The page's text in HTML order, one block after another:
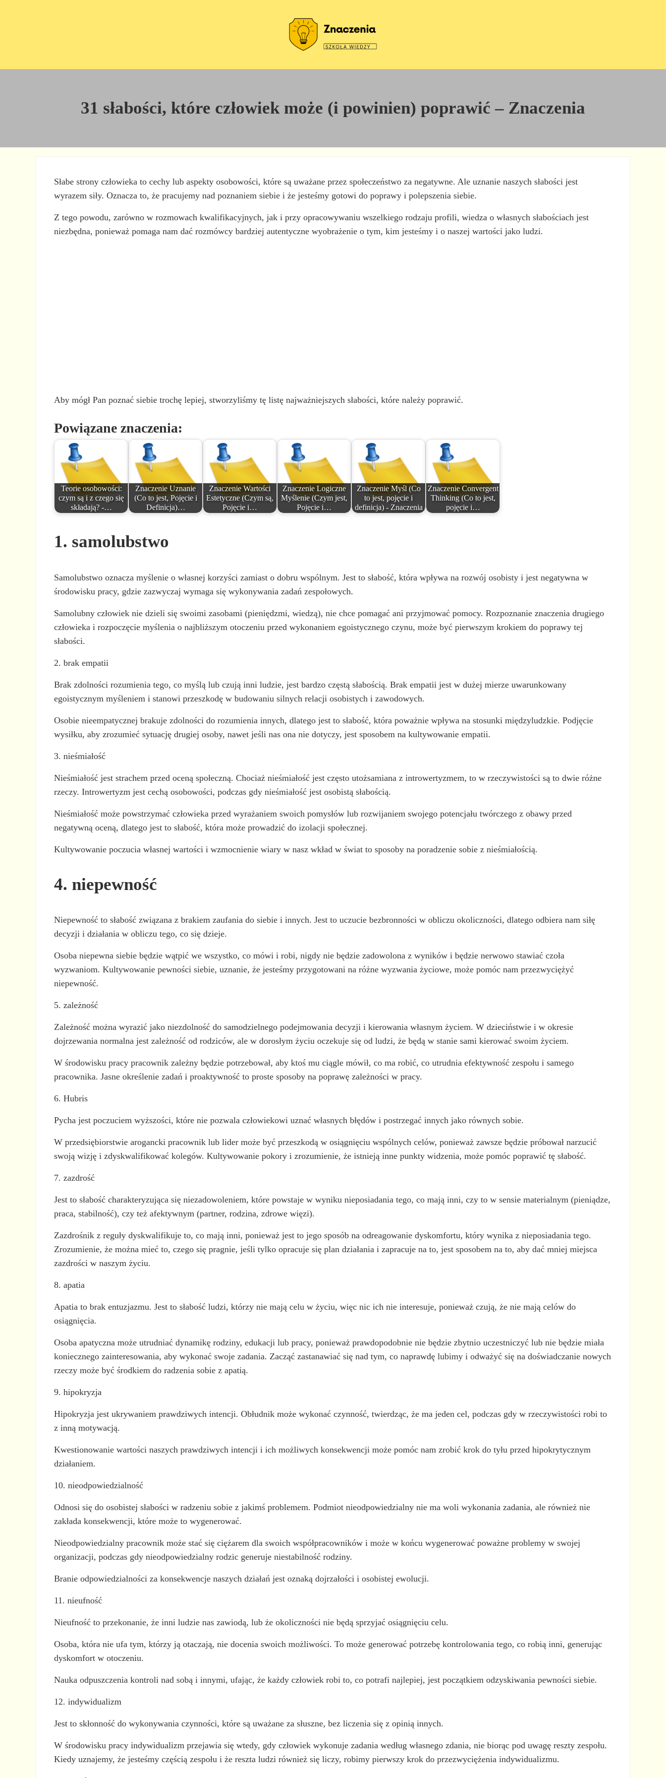
31 słabości, które człowiek może (i powinien) poprawić – Znaczenia
Słabe strony człowieka to cechy lub aspekty osobowości, które są uważane przez społeczeństwo za negatywne. Ale uznanie naszych słabości jest
wyrazem siły. Oznacza to, że pracujemy nad poznaniem siebie i że jesteśmy gotowi do poprawy i polepszenia siebie.
Z tego powodu, zarówno w rozmowach kwalifikacyjnych, jak i przy opracowywaniu wszelkiego rodzaju profili, wiedza o własnych słabościach jest
niezbędna, ponieważ pomaga nam dać rozmówcy bardziej autentyczne wyobrażenie o tym, kim jesteśmy i o naszej wartości jako ludzi.
Aby mógł Pan poznać siebie trochę lepiej, stworzyliśmy tę listę najważniejszych słabości, które należy poprawić.
Powiązane znaczenia:
Teorie osobowości:
czym są i z czego się
składają? -…
Znaczenie Uznanie
(Co to jest, Pojęcie i
Definicja)…
Znaczenie Wartości
Estetyczne (Czym są,
Pojęcie i…
Znaczenie Logiczne
Myślenie (Czym jest,
Pojęcie i…
Znaczenie Myśl (Co
to jest, pojęcie i
definicja) - Znaczenia
Znaczenie Convergent
Thinking (Co to jest,
pojęcie i…
1. samolubstwo
Samolubstwo oznacza myślenie o własnej korzyści zamiast o dobru wspólnym. Jest to słabość, która wpływa na rozwój osobisty i jest negatywna w
środowisku pracy, gdzie zazwyczaj wymaga się wykonywania zadań zespołowych.
Samolubny człowiek nie dzieli się swoimi zasobami (pieniędzmi, wiedzą), nie chce pomagać ani przyjmować pomocy. Rozpoznanie znaczenia drugiego
człowieka i rozpoczęcie myślenia o najbliższym otoczeniu przed wykonaniem egoistycznego czynu, może być pierwszym krokiem do poprawy tej
słabości.
2. brak empatii
Brak zdolności rozumienia tego, co myślą lub czują inni ludzie, jest bardzo częstą słabością. Brak empatii jest w dużej mierze uwarunkowany
egoistycznym myśleniem i stanowi przeszkodę w budowaniu silnych relacji osobistych i zawodowych.
Osobie nieempatycznej brakuje zdolności do rozumienia innych, dlatego jest to słabość, która poważnie wpływa na stosunki międzyludzkie. Podjęcie
wysiłku, aby zrozumieć sytuację drugiej osoby, nawet jeśli nas ona nie dotyczy, jest sposobem na kultywowanie empatii.
3. nieśmiałość
Nieśmiałość jest strachem przed oceną społeczną. Chociaż nieśmiałość jest często utożsamiana z introwertyzmem, to w rzeczywistości są to dwie różne
rzeczy. Introwertyzm jest cechą osobowości, podczas gdy nieśmiałość jest osobistą słabością.
Nieśmiałość może powstrzymać człowieka przed wyrażaniem swoich pomysłów lub rozwijaniem swojego potencjału twórczego z obawy przed
negatywną oceną, dlatego jest to słabość, która może prowadzić do izolacji społecznej.
Kultywowanie poczucia własnej wartości i wzmocnienie wiary w nasz wkład w świat to sposoby na poradzenie sobie z nieśmiałością.
4. niepewność
Niepewność to słabość związana z brakiem zaufania do siebie i innych. Jest to uczucie bezbronności w obliczu okoliczności, dlatego odbiera nam siłę
decyzji i działania w obliczu tego, co się dzieje.
Osoba niepewna siebie będzie wątpić we wszystko, co mówi i robi, nigdy nie będzie zadowolona z wyników i będzie nerwowo stawiać czoła
wyzwaniom. Kultywowanie pewności siebie, uznanie, że jesteśmy przygotowani na różne wyzwania życiowe, może pomóc nam przezwyciężyć
niepewność.
5. zależność
Zależność można wyrazić jako niezdolność do samodzielnego podejmowania decyzji i kierowania własnym życiem. W dzieciństwie i w okresie
dojrzewania normalna jest zależność od rodziców, ale w dorosłym życiu oczekuje się od ludzi, że będą w stanie sami kierować swoim życiem.
W środowisku pracy pracownik zależny będzie potrzebował, aby ktoś mu ciągle mówił, co ma robić, co utrudnia efektywność zespołu i samego
pracownika. Jasne określenie zadań i proaktywność to proste sposoby na poprawę zależności w pracy.
6. Hubris
Pycha jest poczuciem wyższości, które nie pozwala człowiekowi uznać własnych błędów i postrzegać innych jako równych sobie.
W przedsiębiorstwie arogancki pracownik lub lider może być przeszkodą w osiągnięciu wspólnych celów, ponieważ zawsze będzie próbował narzucić
swoją wizję i zdyskwalifikować kolegów. Kultywowanie pokory i zrozumienie, że istnieją inne punkty widzenia, może pomóc poprawić tę słabość.
7. zazdrość
Jest to słabość charakteryzująca się niezadowoleniem, które powstaje w wyniku nieposiadania tego, co mają inni, czy to w sensie materialnym (pieniądze,
praca, stabilność), czy też afektywnym (partner, rodzina, zdrowe więzi).
Zazdrośnik z reguły dyskwalifikuje to, co mają inni, ponieważ jest to jego sposób na odreagowanie dyskomfortu, który wynika z nieposiadania tego.
Zrozumienie, że można mieć to, czego się pragnie, jeśli tylko opracuje się plan działania i zapracuje na to, jest sposobem na to, aby dać mniej miejsca
zazdrości w naszym życiu.
8. apatia
Apatia to brak entuzjazmu. Jest to słabość ludzi, którzy nie mają celu w życiu, więc nic ich nie interesuje, ponieważ czują, że nie mają celów do
osiągnięcia.
Osoba apatyczna może utrudniać dynamikę rodziny, edukacji lub pracy, ponieważ prawdopodobnie nie będzie zbytnio uczestniczyć lub nie będzie miała
koniecznego zainteresowania, aby wykonać swoje zadania. Zacząć zastanawiać się nad tym, co naprawdę lubimy i odważyć się na doświadczanie nowych
rzeczy może być środkiem do radzenia sobie z apatią.
9. hipokryzja
Hipokryzja jest ukrywaniem prawdziwych intencji. Obłudnik może wykonać czynność, twierdząc, że ma jeden cel, podczas gdy w rzeczywistości robi to
z inną motywacją.
Kwestionowanie wartości naszych prawdziwych intencji i ich możliwych konsekwencji może pomóc nam zrobić krok do tyłu przed hipokrytycznym
działaniem.
10. nieodpowiedzialność
Odnosi się do osobistej słabości w radzeniu sobie z jakimś problemem. Podmiot nieodpowiedzialny nie ma woli wykonania zadania, ale również nie
zakłada konsekwencji, które może to wygenerować.
Nieodpowiedzialny pracownik może stać się ciężarem dla swoich współpracowników i może w końcu wygenerować poważne problemy w swojej
organizacji, podczas gdy nieodpowiedzialny rodzic generuje niestabilność rodziny.
Branie odpowiedzialności za konsekwencje naszych działań jest oznaką dojrzałości i osobistej ewolucji.
11. nieufność
Nieufność to przekonanie, że inni ludzie nas zawiodą, lub że okoliczności nie będą sprzyjać osiągnięciu celu.
Osoba, która nie ufa tym, którzy ją otaczają, nie docenia swoich możliwości. To może generować potrzebę kontrolowania tego, co robią inni, generując
dyskomfort w otoczeniu.
Nauka odpuszczenia kontroli nad sobą i innymi, ufając, że każdy człowiek robi to, co potrafi najlepiej, jest początkiem odzyskiwania pewności siebie.
12. indywidualizm
Jest to skłonność do wykonywania czynności, które są uważane za słuszne, bez liczenia się z opinią innych.
W środowisku pracy indywidualizm przejawia się wtedy, gdy człowiek wykonuje zadania według własnego zdania, nie biorąc pod uwagę reszty zespołu.
Kiedy uznajemy, że jesteśmy częścią zespołu i że reszta ludzi również się liczy, robimy pierwszy krok do przezwyciężenia indywidualizmu.